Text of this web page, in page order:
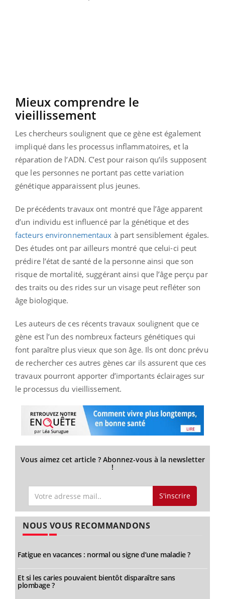
Mieux comprendre le
vieillissement
Les chercheurs soulignent que ce gène est également
impliqué dans les processus inflammatoires, et la
réparation de l’ADN. C’est pour raison qu’ils supposent
que les personnes ne portant pas cette variation
génétique apparaissent plus jeunes.
De précédents travaux ont montré que l’âge apparent
d’un individu est influencé par la génétique et des
facteurs environnementaux à part sensiblement égales.
Des études ont par ailleurs montré que celui-ci peut
prédire l’état de santé de la personne ainsi que son
risque de mortalité, suggérant ainsi que l’âge perçu par
des traits ou des rides sur un visage peut refléter son
âge biologique.
Les auteurs de ces récents travaux soulignent que ce
gène est l’un des nombreux facteurs génétiques qui
font paraître plus vieux que son âge. Ils ont donc prévu
de rechercher ces autres gènes car ils assurent que ces
travaux pourront apporter d’importants éclairages sur
le processus du vieillissement.
Vous aimez cet article ? Abonnez-vous à la newsletter
!
S'inscrire
NOUS VOUS RECOMMANDONS
Fatigue en vacances : normal ou signe d’une maladie ?
Et si les caries pouvaient bientôt disparaître sans
plombage ?